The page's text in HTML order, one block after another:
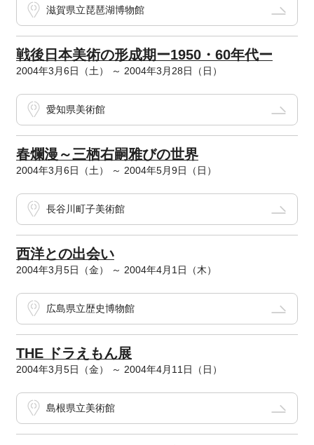
滋賀県立琵琶湖博物館
戦後日本美術の形成期ー1950・60年代ー
2004年3月6日（土） ～ 2004年3月28日（日）
愛知県美術館
春爛漫～三栖右嗣雅びの世界
2004年3月6日（土） ～ 2004年5月9日（日）
長谷川町子美術館
西洋との出会い
2004年3月5日（金） ～ 2004年4月1日（木）
広島県立歴史博物館
THE ドラえもん展
2004年3月5日（金） ～ 2004年4月11日（日）
島根県立美術館